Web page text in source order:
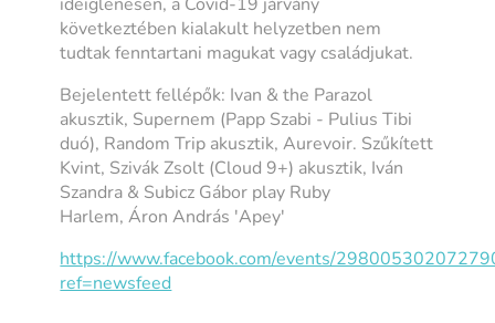
következtében kialakult helyzetben nem
tudtak fenntartani magukat vagy családjukat.
Bejelentett fellépők: Ivan & the Parazol
akusztik, Supernem (Papp Szabi - Pulius Tibi
duó), Random Trip akusztik, Aurevoir. Szűkített
Kvint, Szivák Zsolt (Cloud 9+) akusztik, Iván
Szandra & Subicz Gábor play Ruby
Harlem, Áron András 'Apey'
https://www.facebook.com/events/
ref=newsfeed